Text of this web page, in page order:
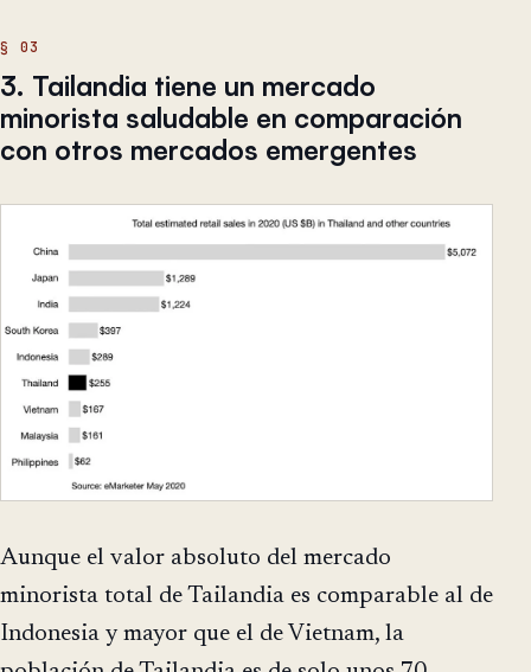
3. Tailandia tiene un mercado
minorista saludable en comparación
con otros mercados emergentes
Aunque el valor absoluto del mercado
minorista total de Tailandia es comparable al de
Indonesia y mayor que el de Vietnam, la